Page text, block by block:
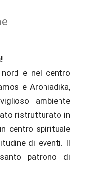
e nel centro
e Aroniadika,
ambiente
ristrutturato in
centro spirituale
di eventi. Il
patrono di